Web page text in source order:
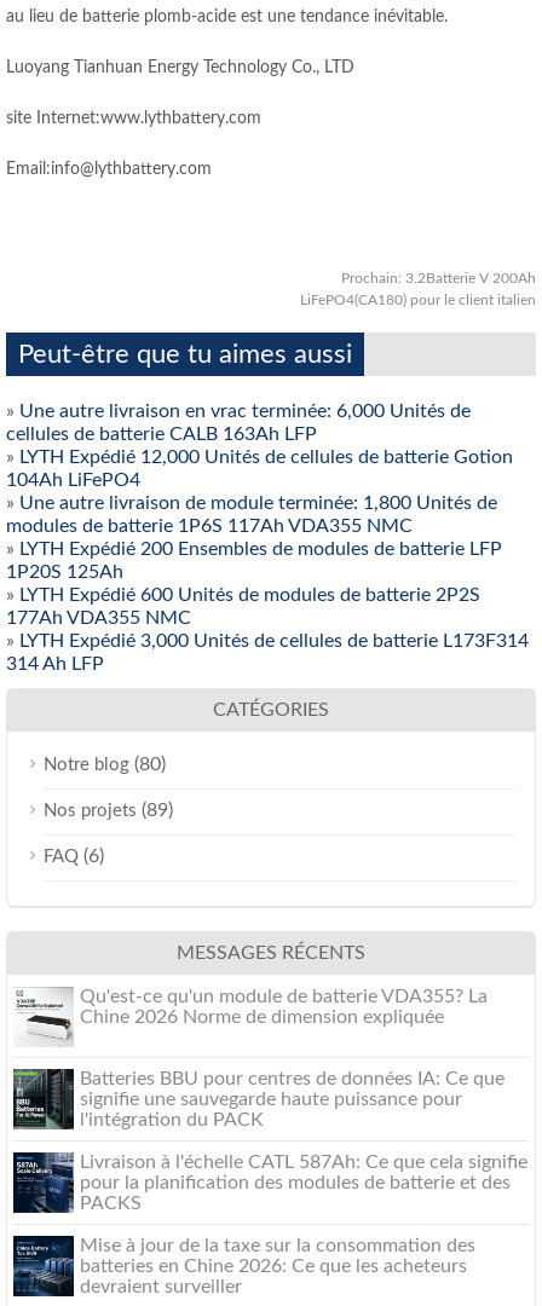
au lieu de batterie plomb-acide est une tendance inévitable.
Luoyang Tianhuan Energy Technology Co., LTD
site Internet:www.lythbattery.com
Email:info@lythbattery.com
Prochain: 3.2Batterie V 200Ah
LiFePO4(CA180) pour le client italien
Peut-être que tu aimes aussi
» Une autre livraison en vrac terminée: 6,000 Unités de
cellules de batterie CALB 163Ah LFP
» LYTH Expédié 12,000 Unités de cellules de batterie Gotion
104Ah LiFePO4
» Une autre livraison de module terminée: 1,800 Unités de
modules de batterie 1P6S 117Ah VDA355 NMC
» LYTH Expédié 200 Ensembles de modules de batterie LFP
1P20S 125Ah
» LYTH Expédié 600 Unités de modules de batterie 2P2S
177Ah VDA355 NMC
» LYTH Expédié 3,000 Unités de cellules de batterie L173F314
314 Ah LFP
CATÉGORIES
Notre blog (80)
Nos projets (89)
FAQ (6)
MESSAGES RÉCENTS
Qu'est-ce qu'un module de batterie VDA355? La
Chine 2026 Norme de dimension expliquée
Batteries BBU pour centres de données IA: Ce que
signifie une sauvegarde haute puissance pour
l'intégration du PACK
Livraison à l'échelle CATL 587Ah: Ce que cela signifie
pour la planification des modules de batterie et des
PACKS
Mise à jour de la taxe sur la consommation des
batteries en Chine 2026: Ce que les acheteurs
devraient surveiller